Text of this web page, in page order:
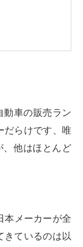
動車の販売ラン
だらけです、唯
、他はほとんど
本メーカーが全
きているのは以